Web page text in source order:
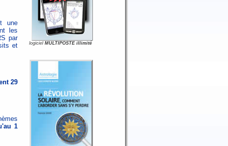
une
les
par
et
29
1
logiciel MULTIPOSTE illimité